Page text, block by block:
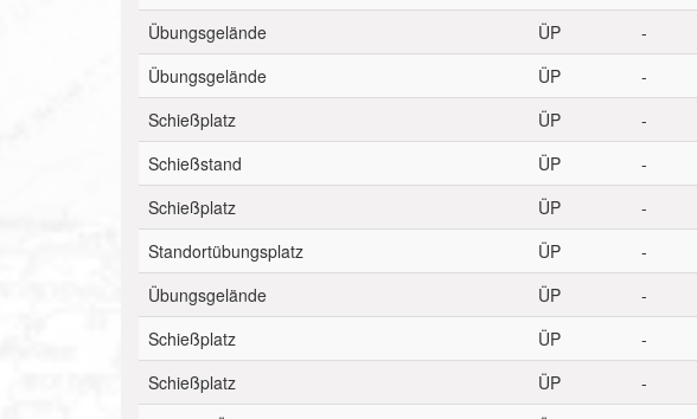
Übungsgelände
ÜP -
Übungsgelände
ÜP -
Schießplatz
ÜP -
Schießstand
ÜP -
Schießplatz
ÜP -
Standortübungsplatz
ÜP -
Übungsgelände
ÜP -
Schießplatz
ÜP -
Schießplatz
ÜP -